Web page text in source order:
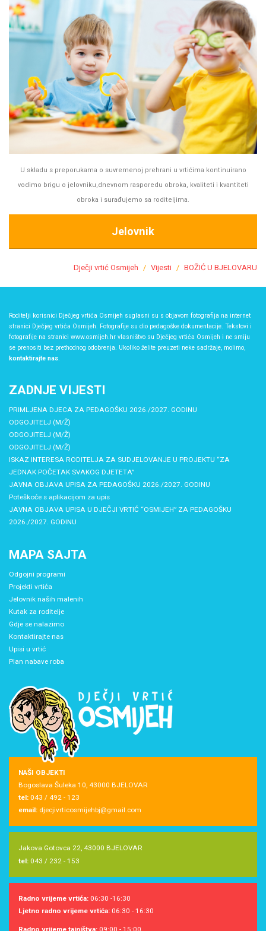
U skladu s preporukama o suvremenoj prehrani u vrtićima kontinuirano
vodimo brigu o jelovniku,dnevnom rasporedu obroka, kvaliteti i kvantiteti
obroka i surađujemo sa roditeljima.
Jelovnik
Dječji vrtić Osmijeh Vijesti BOŽIĆ U BJELOVARU
Roditelji korisnici Dječjeg vrtića Osmijeh suglasni su s objavom fotografija na internet
stranici Dječjeg vrtića Osmijeh. Fotografije su dio pedagoške dokumentacije. Tekstovi i
fotografije na stranici www.osmijeh.hr vlasništvo su Dječjeg vrtića Osmijeh i ne smiju
se prenositi bez prethodnog odobrenja. Ukoliko želite preuzeti neke sadržaje, molimo,
kontaktirajte nas.
ZADNJE VIJESTI
PRIMLJENA DJECA ZA PEDAGOŠKU 2026./2027. GODINU
ODGOJITELJ (M/Ž)
ODGOJITELJ (M/Ž)
ODGOJITELJ (M/Ž)
ISKAZ INTERESA RODITELJA ZA SUDJELOVANJE U PROJEKTU “ZA
JEDNAK POČETAK SVAKOG DJETETA”
JAVNA OBJAVA UPISA ZA PEDAGOŠKU 2026./2027. GODINU
Poteškoće s aplikacijom za upis
JAVNA OBJAVA UPISA U DJEČJI VRTIĆ “OSMIJEH” ZA PEDAGOŠKU
2026./2027. GODINU
MAPA SAJTA
Odgojni programi
Projekti vrtića
Jelovnik naših malenih
Kutak za roditelje
Gdje se nalazimo
Kontaktirajte nas
Upisi u vrtić
Plan nabave roba
NAŠI OBJEKTI
Bogoslava Šuleka 10, 43000 BJELOVAR
tel: 043 / 492 - 123
email: djecjivrticosmijehbj@gmail.com
Jakova Gotovca 22, 43000 BJELOVAR
tel: 043 / 232 - 153
Radno vrijeme vrtića: 06:30 -16:30
Ljetno radno vrijeme vrtića: 06:30 - 16:30
Radno vrijeme tajništva: 09:00 - 15:00